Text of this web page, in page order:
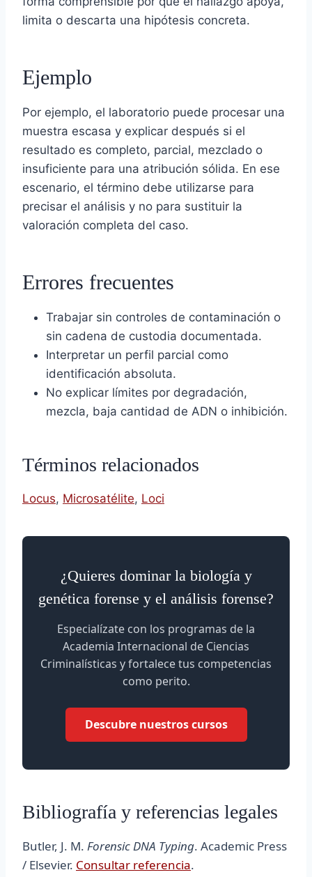
limita o descarta una hipótesis concreta.
Ejemplo
Por ejemplo, el laboratorio puede procesar una
muestra escasa y explicar después si el
resultado es completo, parcial, mezclado o
insuficiente para una atribución sólida. En ese
escenario, el término debe utilizarse para
precisar el análisis y no para sustituir la
valoración completa del caso.
Errores frecuentes
Trabajar sin controles de contaminación o
sin cadena de custodia documentada.
Interpretar un perfil parcial como
identificación absoluta.
No explicar límites por degradación,
mezcla, baja cantidad de ADN o inhibición.
Términos relacionados
Locus, Microsatélite, Loci
¿Quieres dominar la biología y
genética forense y el análisis forense?
Especialízate con los programas de la
Academia Internacional de Ciencias
Criminalísticas y fortalece tus competencias
como perito.
Descubre nuestros cursos
Bibliografía y referencias legales
Butler, J. M. Forensic DNA Typing. Academic Press
/ Elsevier. Consultar referencia.